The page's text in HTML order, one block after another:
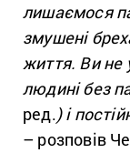
лишаємося
змушені
життя. Ви не
людині без
ред.) і
– розповів